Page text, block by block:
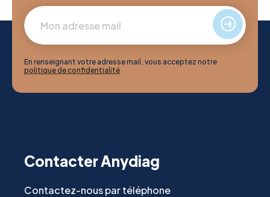
En renseignant votre adresse mail, vous acceptez notre
politique de confidentialité
Contacter Anydiag
Contactez-nous par téléphone